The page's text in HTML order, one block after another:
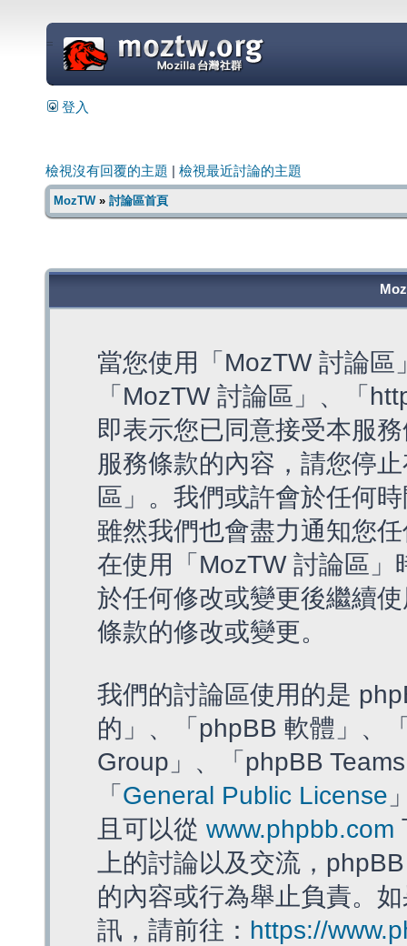
=
登入
檢視沒有回覆的主題 檢視最近討論的主題
MozTW» 討論區首頁
當您使用「MozTW 討論
「MozTW 討論區」、「
即表示您已同意接受本服
服務條款的內容，請您停
區」。我們或許會於任何
雖然我們也會盡力通知您
在使用「MozTW 討論區
於任何修改或變更後繼續
條款的修改或變更。
我們的討論區使用的是
的」、「phpBB 軟體」、
Group」、「phpBB
「 General Public License
且可以從 www.phpbb.com
上的討論以及交流，
的內容或行為舉止負責。
訊，請前往： https://